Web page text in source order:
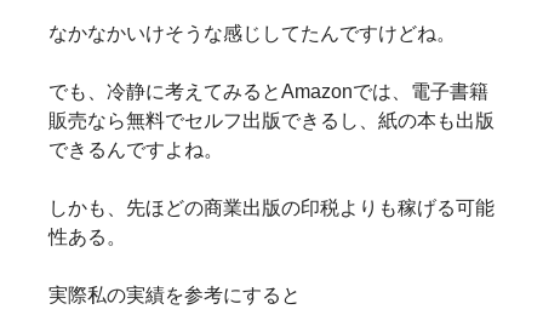
なかなかいけそうな感じしてたんですけどね。
でも、冷静に考えてみるとAmazonでは、電子書籍
販売なら無料でセルフ出版できるし、紙の本も出版
できるんですよね。
しかも、先ほどの商業出版の印税よりも稼げる可能
性ある。
実際私の実績を参考にすると